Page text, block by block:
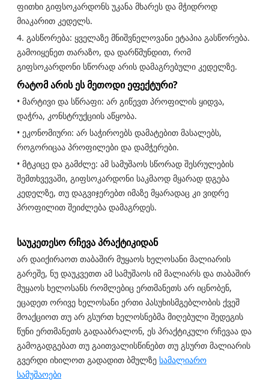
ფითხი გიფსოკარდონს უკანა მხარეს და მჭიდროდ
მიაკარით კედელს.
4. გასწორება: ყველაზე მნიშვნელოვანი ეტაპია გასწორება.
გამოიყენეთ თარაზო, და დარწმუნდით, რომ
გიფსოკარდონი სწორად არის დამაგრებული კედელზე.
რატომ არის ეს მეთოდი ეფექტური?
• მარტივი და სწრაფი: არ გიწევთ პროფილის ყიდვა,
დაჭრა, კონსტრუქციის აწყობა.
• ეკონომიური: არ საჭიროებს დამატებით მასალებს,
როგორიცაა პროფილები და დამჭერები.
• მტკიცე და გამძლე: ამ სამუშაოს სწორად შესრულების
შემთხვევაში, გიფსოკარდონი საკმაოდ მყარად დგება
კედელზე, თუ დაგვიჯერებთ იმაზე მყარადაც კი ვიდრე
პროფილით შეიძლება დამაგრდეს.
საუკეთესო რჩევა პრაქტიკიდან
არ დაიქირაოთ თაბაშირ მუყაოს ხელოსანი მალიარის
გარეშე, ნუ დაუკვეთთ ამ სამუშაოს იმ მალიარს და თაბაშირ
მუყაოს ხელოსანს რომლებიც ერთმანეთს არ იცნობენ,
ეცადეთ ორივე ხელოსანი ერთი პასუხისმგებლობის ქვეშ
მოაქციოთ თუ არ გსურთ ხელოსნებმა მიღებული შედეგის
წუნი ერთმანეთს გადააბრალონ, ეს პრაქტიკული რჩევაა და
გამოგადგებათ თუ გაითვალისწინებთ თუ გსურთ მალიარის
გვერდი იხილოთ გადადით ბმულზე სამალიარო
სამუშაოები